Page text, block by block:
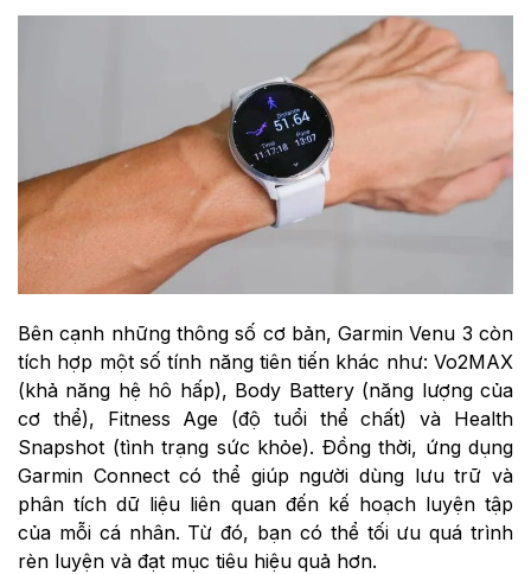
Bên cạnh những thông số cơ bản, Garmin Venu 3 còn
tích hợp một số tính năng tiên tiến khác như: Vo2MAX
(khả năng hệ hô hấp), Body Battery (năng lượng của
cơ thể), Fitness Age (độ tuổi thể chất) và Health
Snapshot (tình trạng sức khỏe). Đồng thời, ứng dụng
Garmin Connect có thể giúp người dùng lưu trữ và
phân tích dữ liệu liên quan đến kế hoạch luyện tập
của mỗi cá nhân. Từ đó, bạn có thể tối ưu quá trình
rèn luyện và đạt mục tiêu hiệu quả hơn.